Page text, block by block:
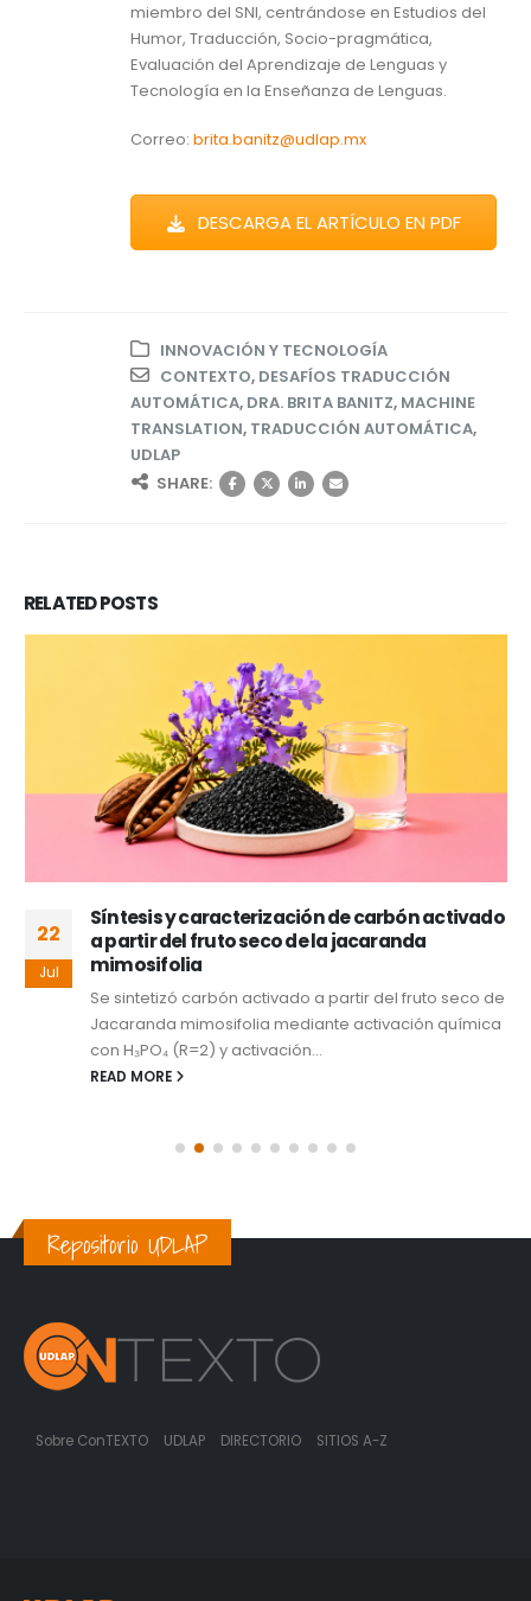
miembro del SNI, centrándose en Estudios del
Humor, Traducción, Socio-pragmática,
Evaluación del Aprendizaje de Lenguas y
Tecnología en la Enseñanza de Lenguas.
Correo: brita.banitz@udlap.mx
DESCARGA EL ARTÍCULO EN PDF
INNOVACIÓN Y TECNOLOGÍA
CONTEXTO, DESAFÍOS TRADUCCIÓN
AUTOMÁTICA, DRA. BRITA BANITZ, MACHINE
TRANSLATION, TRADUCCIÓN AUTOMÁTICA,
UDLAP
SHARE:
RELATEDPOSTS
22
Jul
Síntesis y caracterización de carbón activado
a partir del fruto seco de la jacaranda
mimosifolia
Se sintetizó carbón activado a partir del fruto seco de
Jacaranda mimosifolia mediante activación química
con H₃PO₄ (R=2) y activación...
READ MORE
Repositorio UDLAP
Sobre ConTEXTO UDLAP DIRECTORIO SITIOS A-Z